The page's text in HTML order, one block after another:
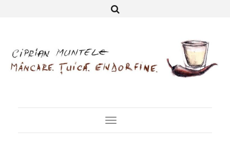
Toggle
Navigation